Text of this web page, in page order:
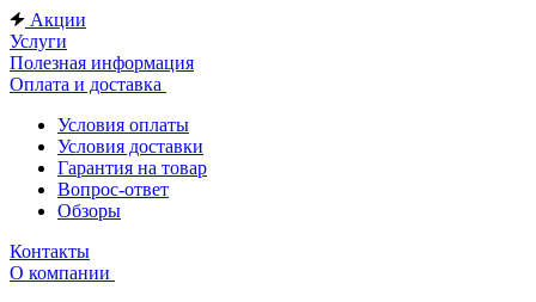
Акции
Услуги
Полезная информация
Оплата и доставка
Условия оплаты
Условия доставки
Гарантия на товар
Вопрос-ответ
Обзоры
Контакты
О компании